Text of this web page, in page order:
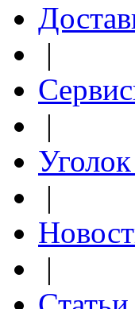
|
|
|
|